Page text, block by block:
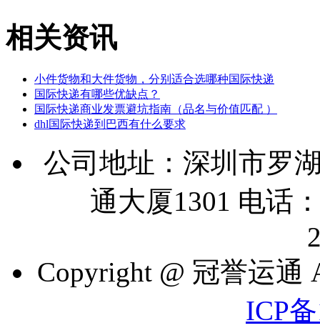
相关资讯
小件货物和大件货物，分别适合选哪种国际快递
国际快递有哪些优缺点？
国际快递商业发票避坑指南（品名与价值匹配 ）
dhl国际快递到巴西有什么要求
公司地址：深圳市罗
通大厦1301 电话
Copyright @ 冠誉运通
ICP